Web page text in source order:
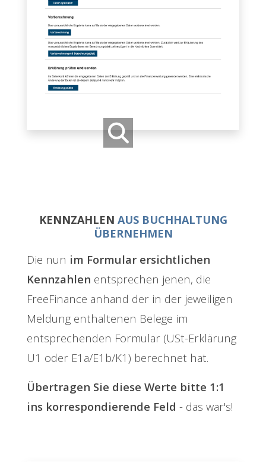
KENNZAHLEN AUS BUCHHALTUNG
ÜBERNEHMEN
Die nun im Formular ersichtlichen
Kennzahlen entsprechen jenen, die
FreeFinance anhand der in der jeweiligen
Meldung enthaltenen Belege im
entsprechenden Formular (USt-Erklärung
U1 oder E1a/E1b/K1) berechnet hat.
Übertragen Sie diese Werte bitte 1:1
ins korrespondierende Feld - das war's!